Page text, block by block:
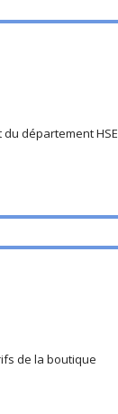
du département HSE
de la boutique